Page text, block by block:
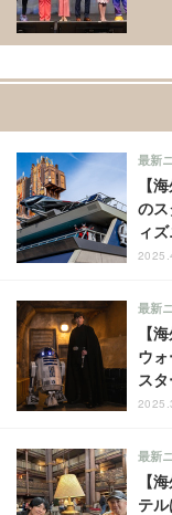
【
の
ィ
最新
【
ウ
ス
最新
【
テ
最新